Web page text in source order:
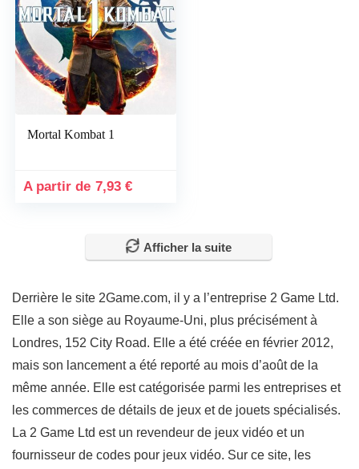
Mortal Kombat 1
7,93€
Afficher la suite
Derrière le site 2Game.com, il y a l’entreprise 2 Game Ltd.
Elle a son siège au Royaume-Uni, plus précisément à
Londres, 152 City Road. Elle a été créée en février 2012,
mais son lancement a été reporté au mois d’août de la
même année. Elle est catégorisée parmi les entreprises et
les commerces de détails de jeux et de jouets spécialisés.
La 2 Game Ltd est un revendeur de jeux vidéo et un
fournisseur de codes pour jeux vidéo. Sur ce site, les